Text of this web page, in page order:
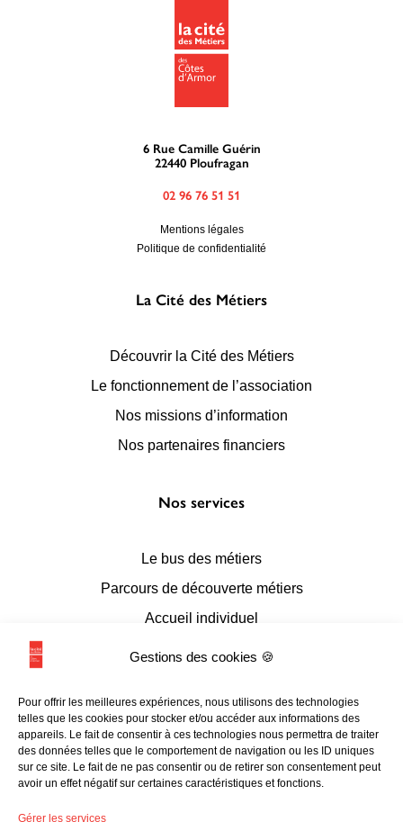
Gestions des cookies 🍪
Pour offrir les meilleures expériences, nous utilisons des technologies
telles que les cookies pour stocker et/ou accéder aux informations des
appareils. Le fait de consentir à ces technologies nous permettra de traiter
des données telles que le comportement de navigation ou les ID uniques
sur ce site. Le fait de ne pas consentir ou de retirer son consentement peut
avoir un effet négatif sur certaines caractéristiques et fonctions.
Gérer les services
6 Rue Camille Guérin
22440 Ploufragan
02 96 76 51 51
Mentions légales
Politique de confidentialité
La Cité des Métiers
Découvrir la Cité des Métiers
Le fonctionnement de l’association
Nos missions d’information
Nos partenaires financiers
Nos services
Le bus des métiers
Parcours de découverte métiers
Accueil individuel
Accueil en conseil numérique
Espace documentaire et multimédia
L’accessibilité
Les liens utiles